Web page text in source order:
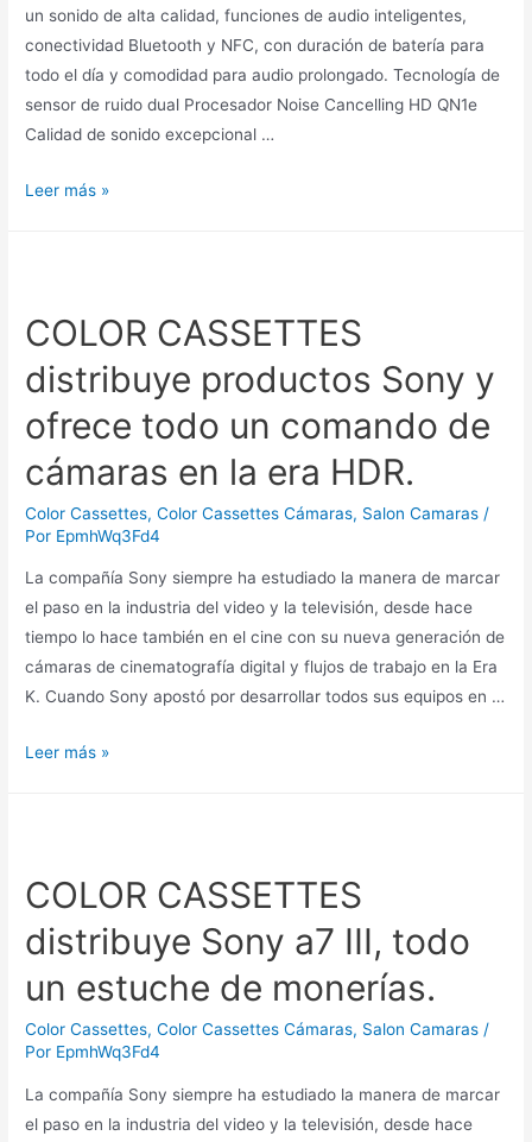
un sonido de alta calidad, funciones de audio inteligentes,
conectividad Bluetooth y NFC, con duración de batería para
todo el día y comodidad para audio prolongado. Tecnología de
sensor de ruido dual Procesador Noise Cancelling HD QN1e
Calidad de sonido excepcional …
Leer más »
COLOR CASSETTES
distribuye productos Sony y
ofrece todo un comando de
cámaras en la era HDR.
Color Cassettes,Color Cassettes Cámaras, Salon Camaras /
Por EpmhWq3Fd4
La compañía Sony siempre ha estudiado la manera de marcar
el paso en la industria del video y la televisión, desde hace
tiempo lo hace también en el cine con su nueva generación de
cámaras de cinematografía digital y flujos de trabajo en la Era
K. Cuando Sony apostó por desarrollar todos sus equipos en …
Leer más »
COLOR CASSETTES
distribuye Sony a7 III, todo
un estuche de monerías.
Color Cassettes,Color Cassettes Cámaras, Salon Camaras /
Por EpmhWq3Fd4
La compañía Sony siempre ha estudiado la manera de marcar
el paso en la industria del video y la televisión, desde hace